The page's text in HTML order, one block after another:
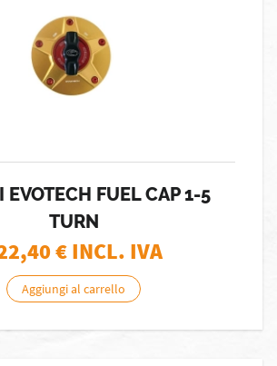
EVOTECH FUEL CAP 1-5
TURN
€ INCL. IVA
Aggiungi al carrello